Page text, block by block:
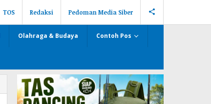
TOS Redaksi Pedoman Media Siber
Olahraga & Budaya Contoh Pos